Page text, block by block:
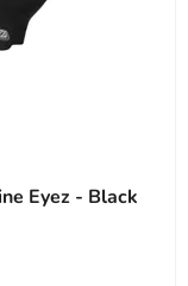
Eyez - Black